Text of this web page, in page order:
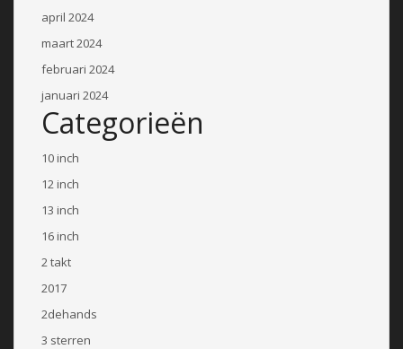
april 2024
maart 2024
februari 2024
januari 2024
Categorieën
10 inch
12 inch
13 inch
16 inch
2 takt
2017
2dehands
3 sterren